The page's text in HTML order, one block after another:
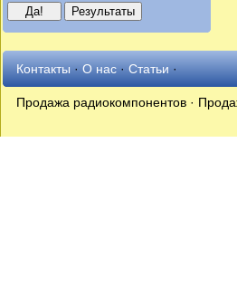
Контакты·О нас·Статьи·
Продажа радиокомпонентов ·